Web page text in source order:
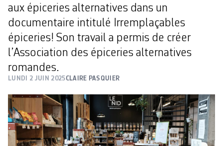
aux épiceries alternatives dans un
documentaire intitulé Irremplaçables
épiceries! Son travail a permis de créer
l’Association des épiceries alternatives
romandes.
LUNDI 2 JUIN 2025CLAIRE PASQUIER